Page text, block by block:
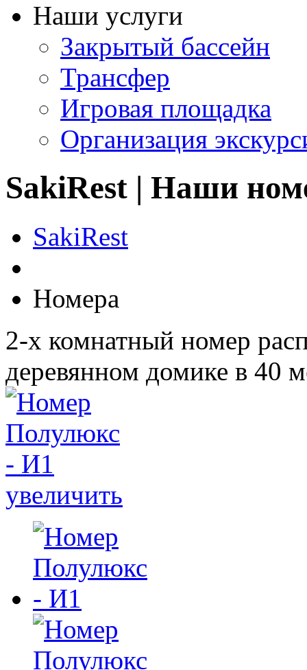
Наши услуги
Закрытый бассейн
Трансфер
Игровая площадка
Организация
SakiRest | Наши
SakiRest
Номера
2-х комнатный номер
деревянном домике в 40
увеличить